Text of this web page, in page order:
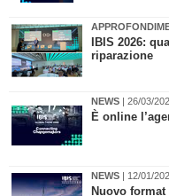
​IBIS 2026:
riparazione
NEWS | 26/03/
È online
NEWS | 12/01/
​Nuovo